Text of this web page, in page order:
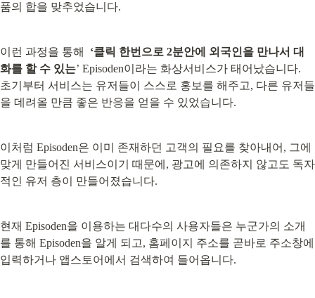
품의 합을 맞추었습니다.
이런 과정을 통해 ‘클릭 한번으로 2분안에 외국인을 만나서 대
화를 할 수 있는’ Episoden이라는 화상서비스가 태어났습니다.
초기부터 서비스는 유저들이 스스로 홍보를 해주고, 다른 유저들
을 데려올 만큼 좋은 반응을 얻을 수 있었습니다.
이처럼 Episoden은 이미 존재하던 고객의 필요를 찾아내어, 그에
맞게 만들어진 서비스이기 때문에, 광고에 의존하지 않고도 독자
적인 유저 층이 만들어졌습니다.
현재 Episoden을 이용하는 대다수의 사용자들은 누군가의 소개
를 통해 Episoden을 알게 되고, 홈페이지 주소를 곧바로 주소창에
입력하거나 앱스토어에서 검색하여 들어옵니다.